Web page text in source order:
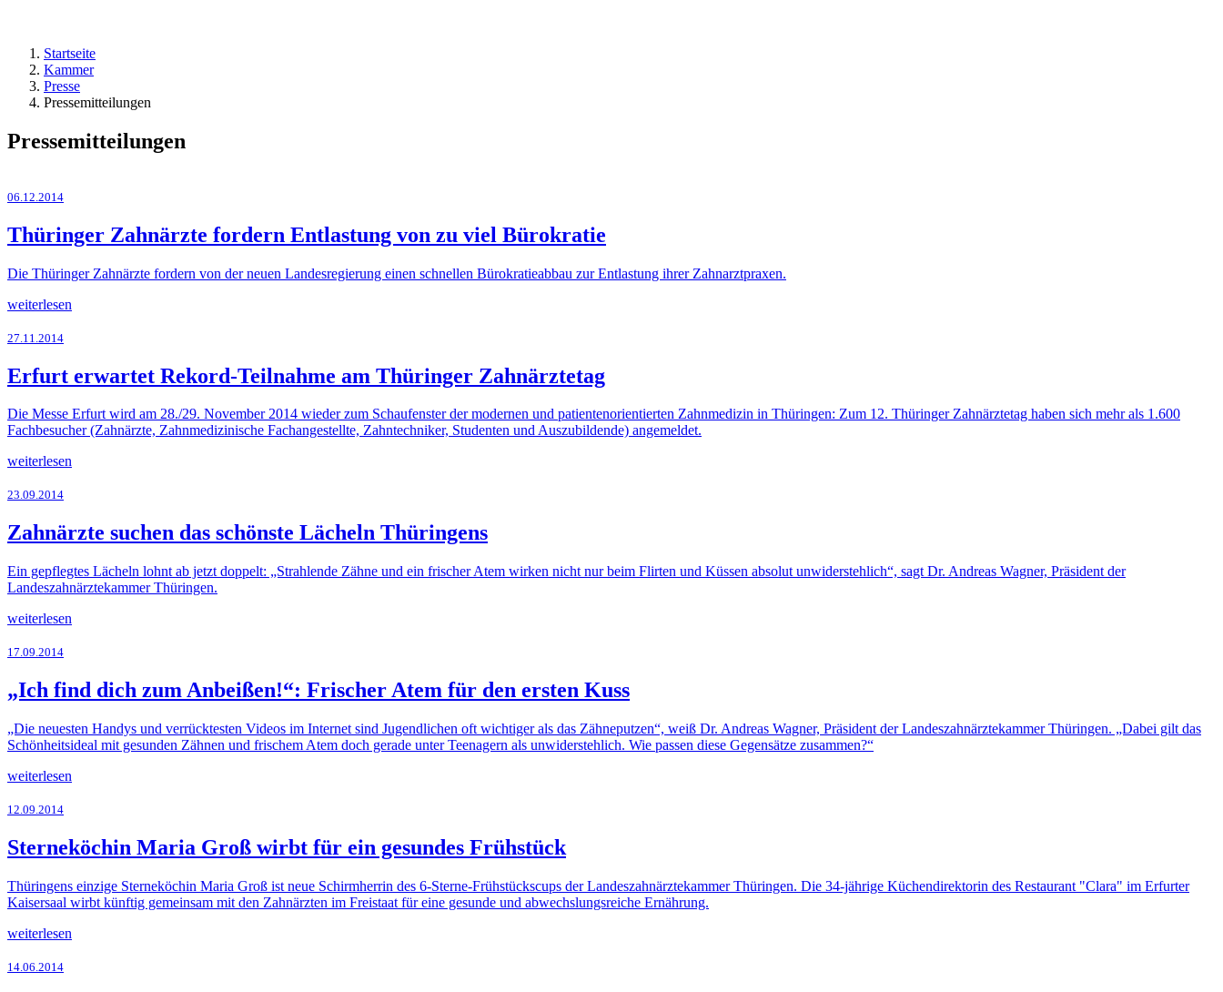
Startseite
Kammer
Presse
Pressemitteilungen
Pressemitteilungen
06.12.2014
Thüringer Zahnärzte fordern Entlastung von zu viel Bürokratie
Die Thüringer Zahnärzte fordern von der neuen Landesregierung einen schnellen Bürokratieabbau zur Entlastung ihrer Zahnarztpraxen.
weiterlesen
27.11.2014
Erfurt erwartet Rekord-Teilnahme am Thüringer Zahnärztetag
Die Messe Erfurt wird am 28./29. November 2014 wieder zum Schaufenster der modernen und patientenorientierten Zahnmedizin in Thüringen: Zum 12. Thüringer Zahnärztetag haben sich mehr als 1.600
Fachbesucher (Zahnärzte, Zahnmedizinische Fachangestellte, Zahntechniker, Studenten und Auszubildende) angemeldet.
weiterlesen
23.09.2014
Zahnärzte suchen das schönste Lächeln Thüringens
Ein gepflegtes Lächeln lohnt ab jetzt doppelt: „Strahlende Zähne und ein frischer Atem wirken nicht nur beim Flirten und Küssen absolut unwiderstehlich“, sagt Dr. Andreas Wagner, Präsident der
Landeszahnärztekammer Thüringen.
weiterlesen
17.09.2014
„Ich find dich zum Anbeißen!“: Frischer Atem für den ersten Kuss
„Die neuesten Handys und verrücktesten Videos im Internet sind Jugendlichen oft wichtiger als das Zähneputzen“, weiß Dr. Andreas Wagner, Präsident der Landeszahnärztekammer Thüringen. „Dabei gilt das
Schönheitsideal mit gesunden Zähnen und frischem Atem doch gerade unter Teenagern als unwiderstehlich. Wie passen diese Gegensätze zusammen?“
weiterlesen
12.09.2014
Sterneköchin Maria Groß wirbt für ein gesundes Frühstück
Thüringens einzige Sterneköchin Maria Groß ist neue Schirmherrin des 6-Sterne-Frühstückscups der Landeszahnärztekammer Thüringen. Die 34-jährige Küchendirektorin des Restaurant "Clara" im Erfurter
Kaisersaal wirbt künftig gemeinsam mit den Zahnärzten im Freistaat für eine gesunde und abwechslungsreiche Ernährung.
weiterlesen
14.06.2014